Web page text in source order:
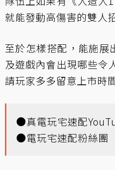
就能發動高傷害的雙人
至於怎樣搭配，能施展
及遊戲內會出現哪些令
請玩家多多留意上市時
●真電玩宅速配
●電玩宅速配粉絲團